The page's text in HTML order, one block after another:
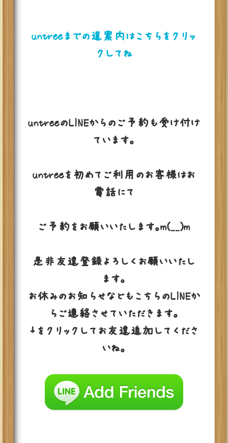
untreeまでの道案内はこちらをクリッ
クしてね
untreeのLINEからのご予約も受け付け
ています。
untreeを初めてご利用のお客様はお
電話にて
ご予約をお願いいたします。m(__)m
是非友達登録よろしくお願いいたし
ます。
お休みのお知らせなどもこちらのLINEか
らご連絡させていただきます。
↓をクリックしてお友達追加してくださ
いね。